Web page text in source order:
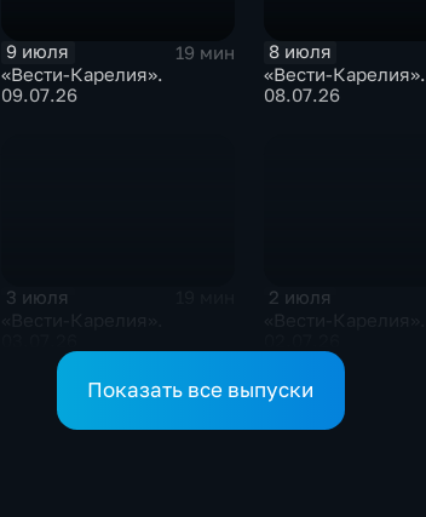
9 июля
19 мин
«Вести-Карелия».
09.07.26
8 июля
«Вести-Карелия».
08.07.26
3 июля 2 июля
Показать все выпуски